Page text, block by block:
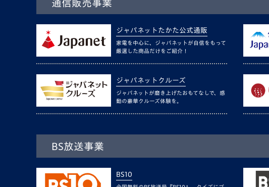
通信販売事業
ジャパネットたかた公式通販
家電を中心に、ジャパネットが自信をもって
厳選した商品だけをご紹介！
ジャパネットクルーズ
ジャパネットが磨き上げたおもてなしで、感
動の豪華クルーズ体験を。
BS放送事業
BS10